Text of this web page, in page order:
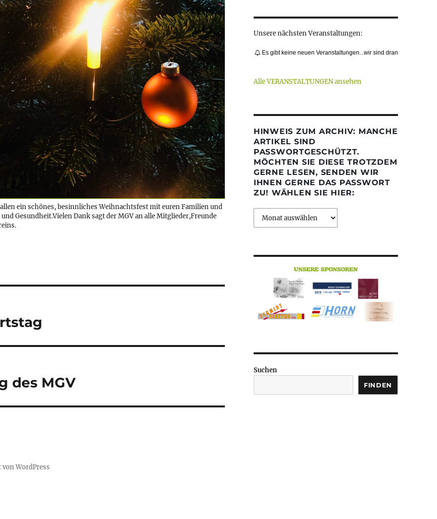
ein schönes, besinnliches Weihnachtsfest mit euren Familien und
Gesundheit.Vielen Dank sagt der MGV an alle Mitglieder,Freunde
des MGV
Unsere nächsten Veranstaltungen:
Es gibt keine neuen Veranstaltungen...wir sind dran
Alle VERANSTALTUNGEN ansehen
HINWEIS ZUM ARCHIV: MANCHE
ARTIKEL SIND
PASSWORTGESCHÜTZT.
MÖCHTEN SIE DIESE TROTZDEM
GERNE LESEN, SENDEN WIR
IHNEN GERNE DAS PASSWORT
ZU! WÄHLEN SIE HIER:
Suchen
FINDEN
WordPress